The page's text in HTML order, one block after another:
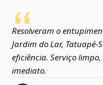
Resolveram o
Jardim do Lar,
eficiência. Serviço
imediato.